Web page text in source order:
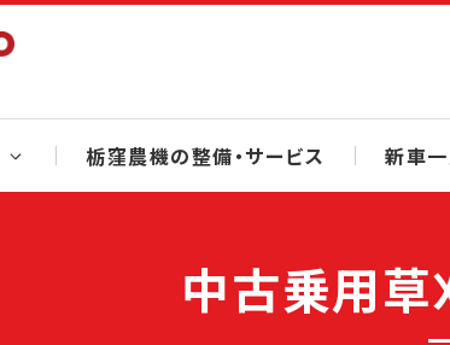
栃窪農機の整備・サービス 新車
中古乗用草